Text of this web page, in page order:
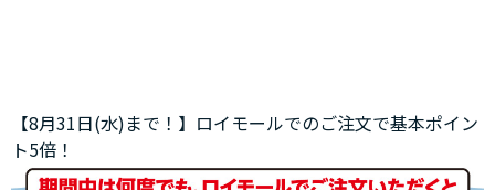
【8月31日(水)まで！】ロイモールでのご注文で基本ポイン
ト5倍！